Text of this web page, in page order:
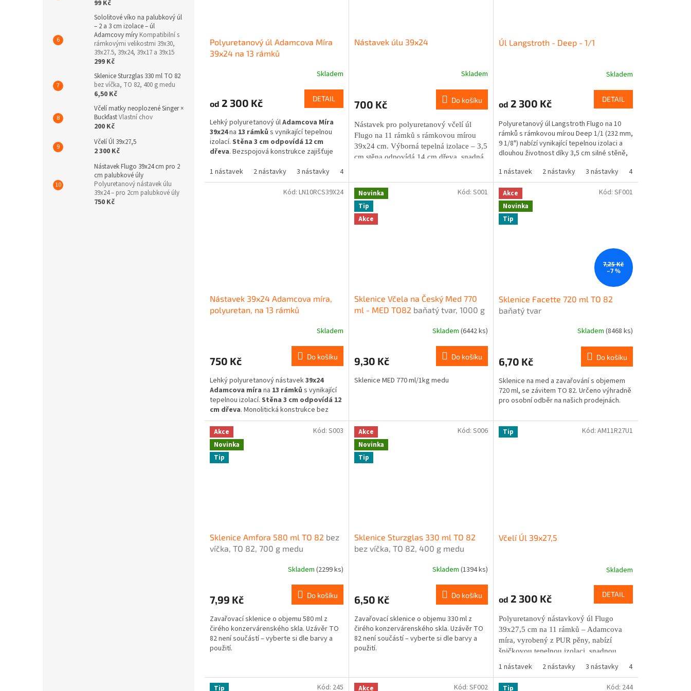
99 Kč
Sololitové víko na palubkový úl
– 2 a 3 cm izolace – úl
Adamcovy míry Kompatibilní s
rámkovými velikostmi 39x30,
39x27.5, 39x24, 39x17 a 39x15
299 Kč
Sklenice Sturzglas 330 ml TO 82
bez víčka, TO 82, 400 g medu
6,50 Kč
Včelí matky neoplozené Singer ×
BuckfastVlastní chov
200 Kč
Včelí Úl 39x27,5
2 300 Kč
Nástavek Flugo 39x24 cm pro 2
cm palubkové úly
Polyuretanový nástavek úlu
39x24 – pro 2cm palubkové úly
750 Kč
Polyuretanový úl Adamcova Míra
39x24 na 13 rámků
Skladem
od 2 300 Kč DETAIL
Lehký polyuretanový úlAdamcova Míra
39x24na 13 rámků s vynikající tepelnou
izolací. Stěna 3 cm odpovídá 12 cm
dřeva. Bezspojová konstrukce zajišťuje
povětrnostním vlivům.
1 nástavek 2 nástavky 3 nástavky 4 nastavky
Nástavek úlu 39x24
je
z
5
hvězdiček.
Skladem
700 Kč Do košíku
Nástavek pro polyuretanový včelí úl
Flugo na 11 rámků s rámkovou mírou
39x24 cm. Výborná tepelná izolace – 3,5
cm stěna odpovídá 14 cm dřeva, snadná
Úl Langstroth - Deep - 1/1
je
z
5
hvězdiček.
Skladem
od 2 300 Kč DETAIL
Polyuretanový úl Langstroth Flugo na 10
rámků s rámkovou mírou Deep 1/1 (232 mm,
9 1/8") nabízí vynikající tepelnou izolaci a
dlouhou životnost díky 3,5 cm silné stěně,
1 nástavek
2 nástavky 3 nástavky 4 nastavky
Nástavek 39x24 Adamcova míra,
polyuretan, na 13 rámků
Skladem
750 Kč Do košíku
Lehký polyuretanový nástavek39x24
Adamcova míra na 13 rámků s vynikající
tepelnou izolací. Stěna 3 cm odpovídá 12
cm dřeva. Monolitická konstrukce bez
spojů zajišťuje vysokou pevnost a
odolnost.
Kód: LN10RCS39X24
Novinka
Tip
Akce
Sklenice Včela na Český Med 770
ml - MED TO82 baňatý tvar, 1000 g
Skladem (6442 ks)
9,30 Kč Do košíku
Sklenice MED 770 ml/1kg medu
Kód: S001
Akce
Novinka
Tip
7,25 Kč
–7 %
Sklenice Facette 720 ml TO 82
baňatý tvar
Skladem (8468 ks)
6,70 Kč Do košíku
Sklenice na med a zavařování s objemem
720 ml, se závitem TO 82. Určeno výhradně
pro osobní odběr na našich prodejnách.
Kód: SF001
Akce
Novinka
Tip
Sklenice Amfora 580 ml TO 82 bez
víčka, TO 82, 700 g medu
Skladem (2299 ks)
7,99 Kč Do košíku
Zavařovací sklenice o objemu 580 ml z
čirého konzervárenského skla. Uzávěr TO
82 není součástí – vyberte si dle barvy a
použití.
Kód: S003
Akce
Novinka
Tip
Sklenice Sturzglas 330 ml TO 82
bez víčka, TO 82, 400 g medu
Skladem (1394 ks)
6,50 Kč Do košíku
Zavařovací sklenice o objemu 330 ml z
čirého konzervárenského skla. Uzávěr TO
82 není součástí – vyberte si dle barvy a
použití.
Kód: S006 Tip
Včelí Úl 39x27,5
Skladem
od 2 300 Kč DETAIL
Polyuretanový nástavkový úl Flugo
39x27,5 cm na 11 rámků – Adamcova
míra, vyrobený z PUR pěny, nabízí
špičkovou tepelnou izolaci, snadnou
údržbu a dlouhou životnost. Stěny
tloušťky 3,5 cm zaručují stabilní prostředí
v úlu, podporují jarní rozvoj včel a
1 nástavek 2 nástavky 3 nástavky 4 nastavky
Kód: AM11R27U1
Tip Kód: 245
Akce
Kód: SF002 Tip Kód: 244